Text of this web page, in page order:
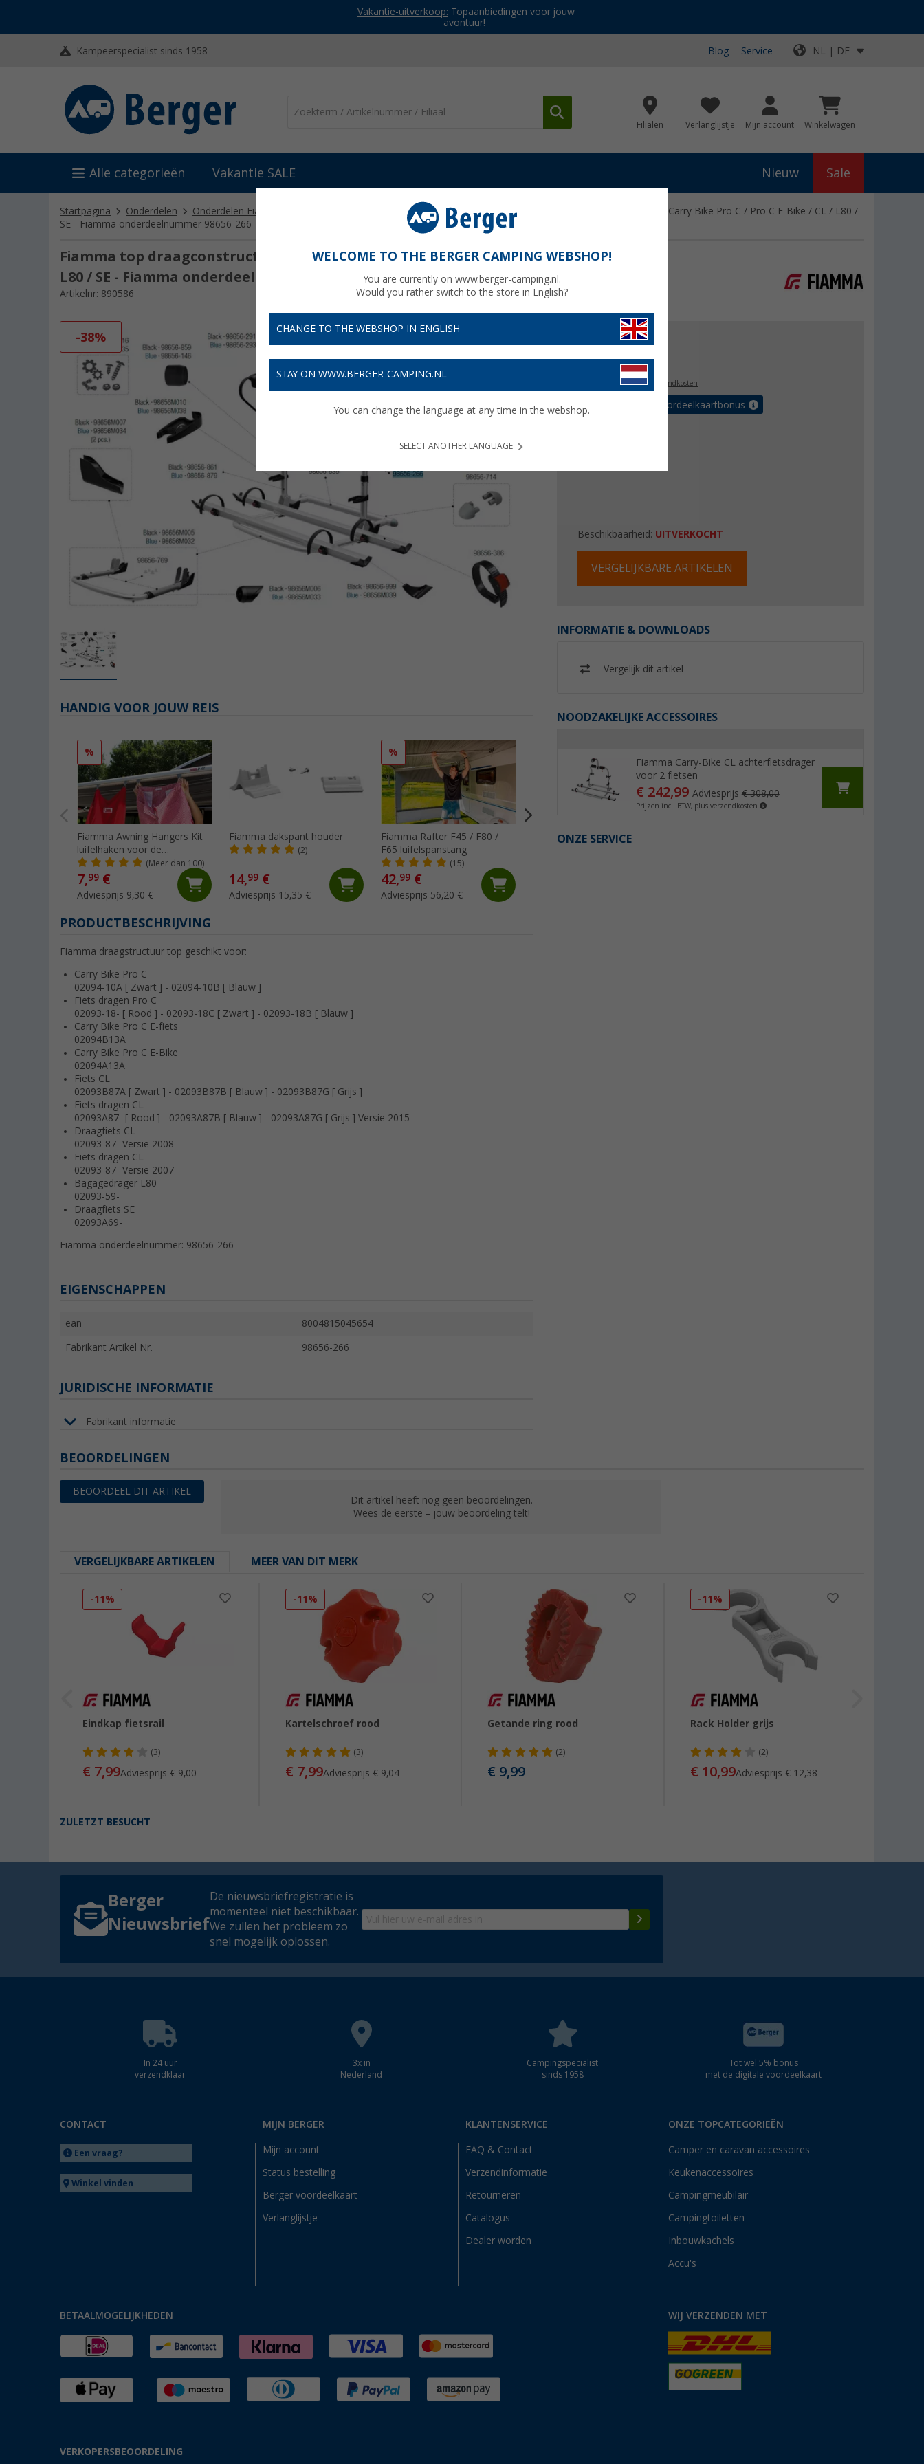
Vakantie-uitverkoop: Topaanbiedingen voor jouw
avontuur!
Kampeerspecialist sinds 1958 Blog Service NL | DE
Filialen Verlanglijstje Mijn account Winkelwagen
Alle categorieën Vakantie SALE Nieuw Sale
Startpagina Onderdelen Onderdelen Fiamma Onderdelen Fiamma fietsendragers
Fiamma top draagconstructie geschikt voor Carry Bike Pro C / Pro C E-Bike / CL / L80 /
SE - Fiamma onderdeelnummer 98656-266
Fiamma top draagconstructie geschikt voor Carry Bike Pro C / Pro C E-Bike / CL /
L80 / SE - Fiamma onderdeelnummer 98656-266
Artikelnr: 890586
-38% Adviesprijs€ 50,00
€ 30,99
Prijzen incl. BTWplus verzendkosten
Verzeker tot 5% voordeelkaartbonus
Beschikbaarheid: UITVERKOCHT
VERGELIJKBARE ARTIKELEN
INFORMATIE & DOWNLOADS
Vergelijk dit artikel
NOODZAKELIJKE ACCESSOIRES
Fiamma Carry-Bike CL achterfietsdrager
voor 2 fietsen
€ 242,99 Adviesprijs € 308,00
Prijzen incl. BTW, plus verzendkosten
ONZE SERVICE
HANDIG VOOR JOUW REIS
%
Fiamma Awning Hangers Kit
luifelhaken voor de
peesgeleider
(Meer dan 100)
7,99 €
Adviesprijs 9,30 €
Fiamma dakspant houder
(2)
14,99 €
Adviesprijs 15,35 €
%
Fiamma Rafter F45 / F80 /
F65 luifelspanstang
(15)
42,99 €
Adviesprijs 56,20 €
Fiamma Kit Repair Plus voor
PRODUCTBESCHRIJVING
Fiamma draagstructuur top geschikt voor:
Carry Bike Pro C
02094-10A [ Zwart ] - 02094-10B [ Blauw ]
Fiets dragen Pro C
02093-18- [ Rood ] - 02093-18C [ Zwart ] - 02093-18B [ Blauw ]
Carry Bike Pro C E-fiets
02094B13A
Carry Bike Pro C E-Bike
02094A13A
Fiets CL
02093B87A [ Zwart ] - 02093B87B [ Blauw ] - 02093B87G [ Grijs ]
Fiets dragen CL
02093A87- [ Rood ] - 02093A87B [ Blauw ] - 02093A87G [ Grijs ] Versie 2015
Draagfiets CL
02093-87- Versie 2008
Fiets dragen CL
02093-87- Versie 2007
Bagagedrager L80
02093-59-
Draagfiets SE
02093A69-
Fiamma onderdeelnummer: 98656-266
EIGENSCHAPPEN
ean 8004815045654
Fabrikant Artikel Nr. 98656-266
JURIDISCHE INFORMATIE
Fabrikant informatie
BEOORDELINGEN
BEOORDEEL DIT ARTIKEL
Dit artikel heeft nog geen beoordelingen.
Wees de eerste – jouw beoordeling telt!
VERGELIJKBARE ARTIKELEN MEER VAN DIT MERK
-11%
Eindkap fietsrail
(3)
€ 7,99Adviesprijs€ 9,00
-11%
Kartelschroef rood
(3)
€ 7,99Adviesprijs € 9,04
Getande ring rood
(2)
€ 9,99
-11%
Rack Holder grijs
(2)
€ 10,99Adviesprijs € 12,38
ZULETZT BESUCHT
Berger
Nieuwsbrief
De nieuwsbriefregistratie is
momenteel niet beschikbaar.
We zullen het probleem zo
snel mogelijk oplossen.
In 24 uur
verzendklaar
3x in
Nederland
Campingspecialist
sinds 1958
Tot wel 5% bonus
met de digitale voordeelkaart
CONTACT
Een vraag?
Winkel vinden
MIJN BERGER
Mijn account
Status bestelling
Berger voordeelkaart
Verlanglijstje
KLANTENSERVICE
FAQ & Contact
Verzendinformatie
Retourneren
Catalogus
Dealer worden
ONZE TOPCATEGORIEËN
Camper en caravan accessoires
Keukenaccessoires
Campingmeubilair
Campingtoiletten
Inbouwkachels
Accu's
BETAALMOGELIJKHEDEN WIJ VERZENDEN MET
VERKOPERSBEOORDELING
WELCOME TO THE BERGER CAMPING WEBSHOP!
You are currently on www.berger-camping.nl.
Would you rather switch to the store in English?
CHANGE TO THE WEBSHOP IN ENGLISH
STAY ON WWW.BERGER-CAMPING.NL
You can change the language at any time in the webshop.
SELECT ANOTHER LANGUAGE